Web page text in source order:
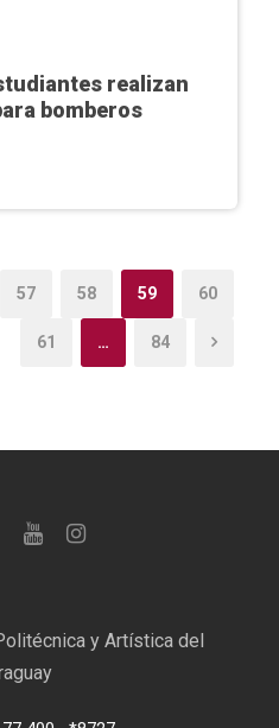
realizan
bomberos
57 58 59 60
61 … 84
y Artística del